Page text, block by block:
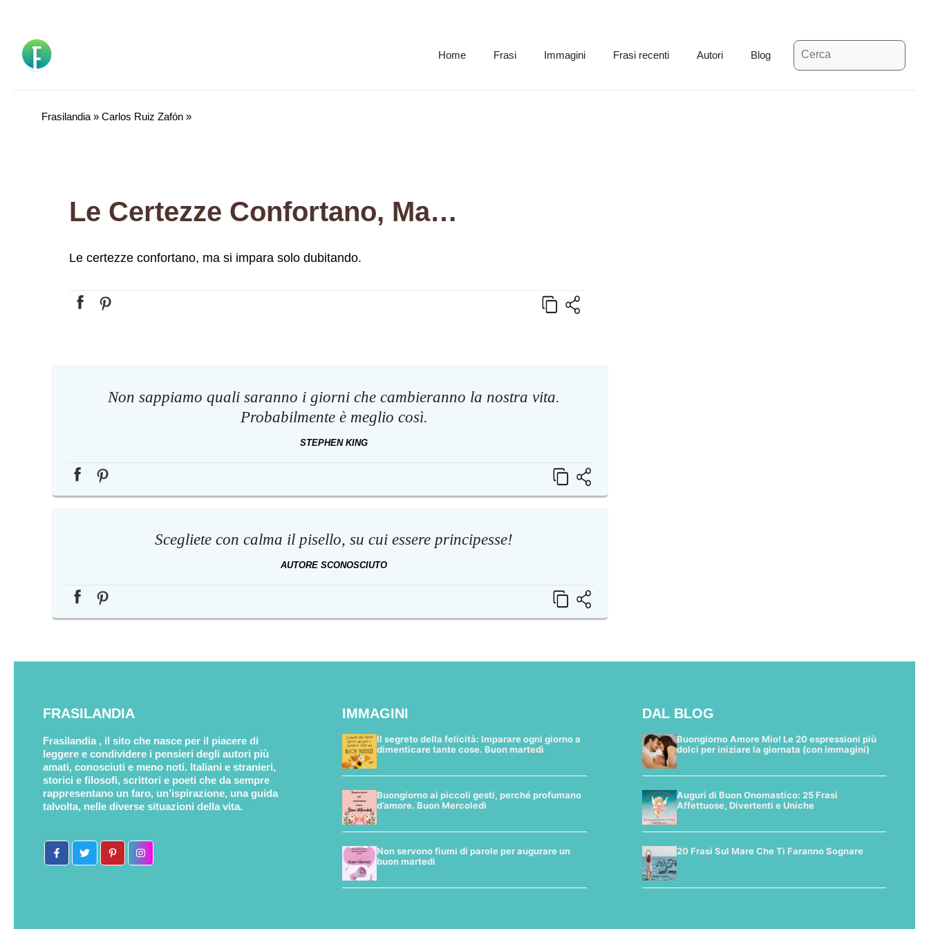
contenuto
Home Frasi Immagini Frasi recenti Autori Blog
Ricerca
per:
Frasilandia »Carlos Ruiz Zafón »
Le Certezze Confortano, Ma…
Le certezze confortano, ma si impara solo dubitando.
Non sappiamo quali saranno i giorni che cambieranno la nostra vita.
Probabilmente è meglio così.
STEPHEN KING
Scegliete con calma il pisello, su cui essere principesse!
AUTORE SCONOSCIUTO
FRASILANDIA
Frasilandia , il sito che nasce per il piacere di
leggere e condividere i pensieri degli autori più
amati, conosciuti e meno noti. Italiani e stranieri,
storici e filosofi, scrittori e poeti che da sempre
rappresentano un faro, un’ispirazione, una guida
talvolta, nelle diverse situazioni della vita.
IMMAGINI
Il segreto della felicità: Imparare ogni giorno a
dimenticare tante cose. Buon martedì
Buongiorno ai piccoli gesti, perché profumano
d’amore. Buon Mercoledì
Non servono fiumi di parole per augurare un
buon martedì
DAL BLOG
Buongiorno Amore Mio! Le 20 espressioni più
dolci per iniziare la giornata (con immagini)
Auguri di Buon Onomastico: 25 Frasi
Affettuose, Divertenti e Uniche
20 Frasi Sul Mare Che Ti Faranno Sognare